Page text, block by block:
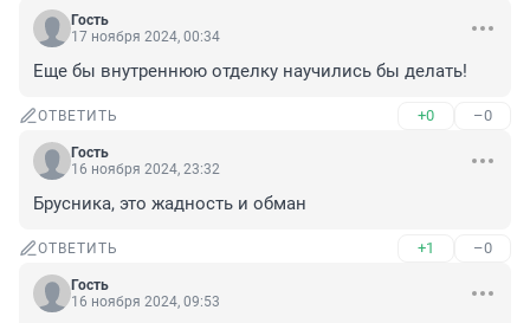
Гость
17 ноября 2024, 00:34
Еще бы внутреннюю отделку научились бы делать!
ОТВЕТИТЬ +0 –0
Гость
16 ноября 2024, 23:32
Брусника, это жадность и обман
ОТВЕТИТЬ +1 –0
Гость
16 ноября 2024, 09:53